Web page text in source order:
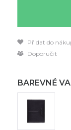
Přidat do
Doporučit
BAREVNÉ